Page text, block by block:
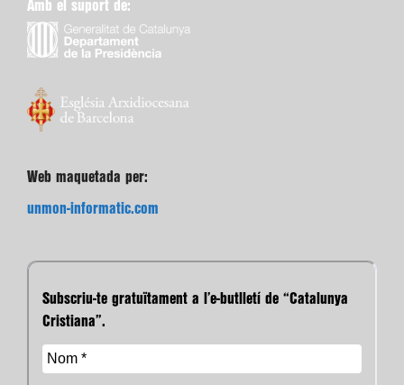
Web maquetada per:
unmon-informatic.com
Subscriu-te gratuïtament a l’e-butlletí de “Catalunya